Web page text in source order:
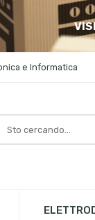
e Informatica
here